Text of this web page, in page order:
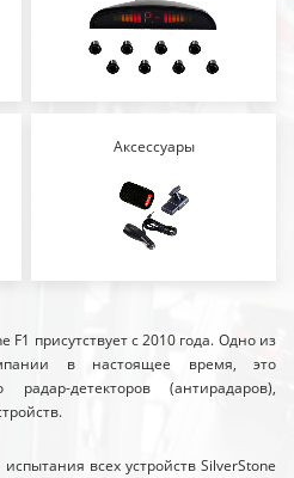
Аксессуары
F1 присутствует с 2010 года. Одно из
в настоящее время, это
детекторов (антирадаров),
всех устройств SilverStone